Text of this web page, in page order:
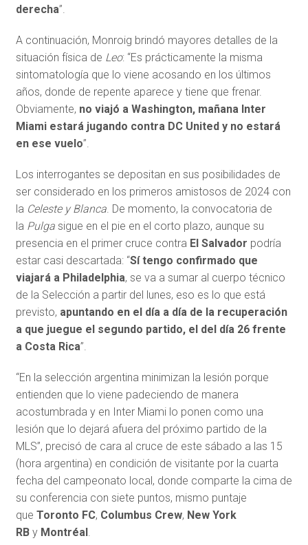
derecha”.
A continuación, Monroig brindó mayores detalles de la
situación física de Leo: “Es prácticamente la misma
sintomatología que lo viene acosando en los últimos
años, donde de repente aparece y tiene que frenar.
Obviamente, no viajó a Washington, mañana Inter
Miami estará jugando contra DC United y no estará
en ese vuelo”.
Los interrogantes se depositan en sus posibilidades de
ser considerado en los primeros amistosos de 2024 con
la Celeste y Blanca. De momento, la convocatoria de
la Pulgasigue en el pie en el corto plazo, aunque su
presencia en el primer cruce contra El Salvador podría
estar casi descartada: “Sí tengo confirmado que
viajará a Philadelphia, se va a sumar al cuerpo técnico
de la Selección a partir del lunes, eso es lo que está
previsto, apuntando en el día a día de la recuperación
a que juegue el segundo partido, el del día 26 frente
a Costa Rica”.
“En la selección argentina minimizan la lesión porque
entienden que lo viene padeciendo de manera
acostumbrada y en Inter Miami lo ponen como una
lesión que lo dejará afuera del próximo partido de la
MLS”, precisó de cara al cruce de este sábado a las 15
(hora argentina) en condición de visitante por la cuarta
fecha del campeonato local, donde comparte la cima de
su conferencia con siete puntos, mismo puntaje
que Toronto FC, Columbus Crew, New York
RBy Montréal .